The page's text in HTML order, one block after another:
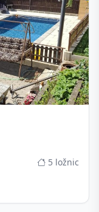
5 ložnic